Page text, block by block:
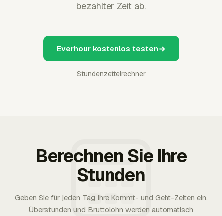
bezahlter Zeit ab.
Everhour kostenlos testen
Stundenzettelrechner
Berechnen Sie Ihre
Stunden
Geben Sie für jeden Tag Ihre Kommt- und Geht-Zeiten ein.
Überstunden und Bruttolohn werden automatisch